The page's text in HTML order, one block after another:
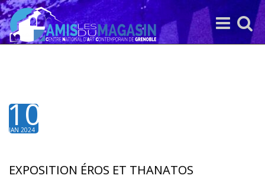
Toggle
search
Toggle
navigation
10
JAN 2024
EXPOSITION ÉROS ET THANATOS